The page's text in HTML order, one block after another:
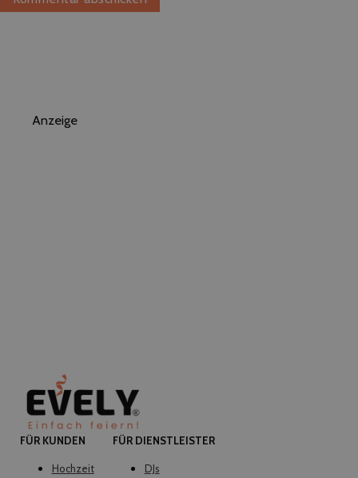
Anzeige
FÜR KUNDEN
Hochzeit
FÜR DIENSTLEISTER
DJs